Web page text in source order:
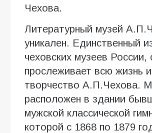
Чехова.
Литературный музей
уникален. Единственный
чеховских музеев России,
прослеживает всю жизнь и
творчество А.П.Чехова.
расположен в здании
мужской классической
которой с 1868 по 1879